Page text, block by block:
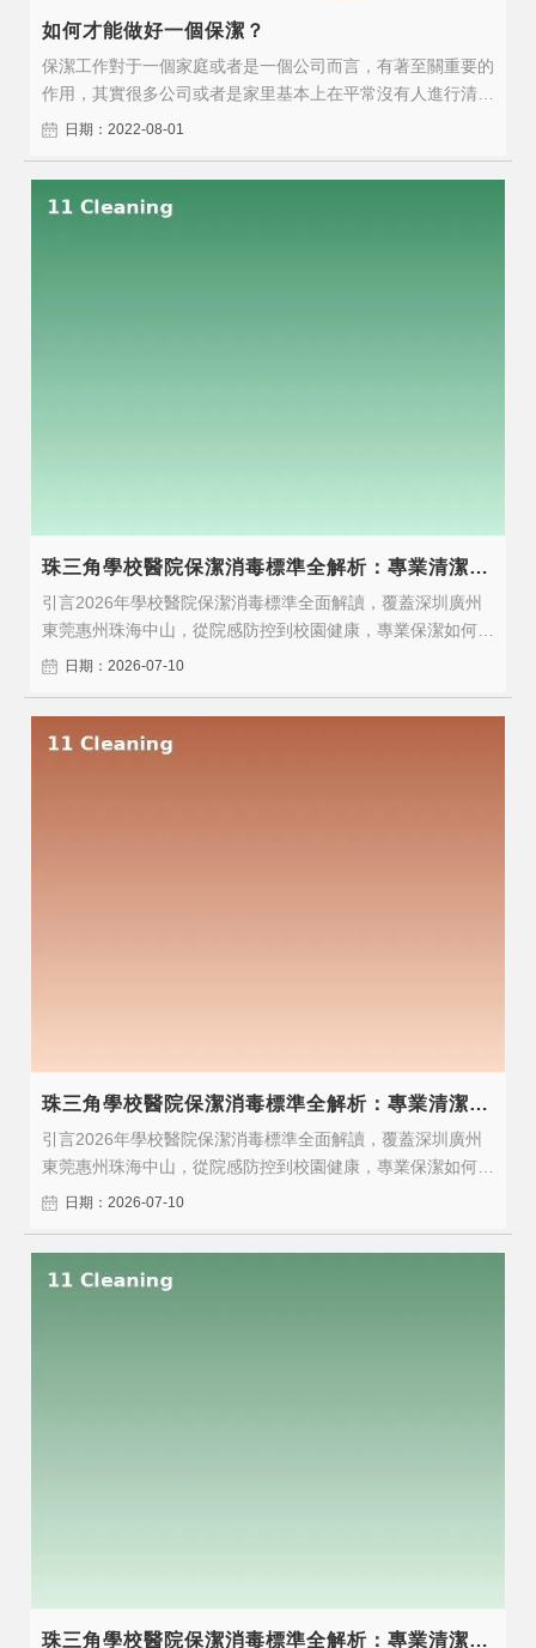
如何才能做好一個保潔？
保潔工作對于一個家庭或者是一個公司而言，有著至關重要的
作用，其實很多公司或者是家里基本上在平常沒有人進行清潔
的時候，都會想到保潔阿姨來給我們做相關的清潔服務，那么
的一件事兒。第一，分清責任保潔工作是大量的工作，在進行
實際服務的過程當中，一定要把這..
日期：2022-08-01
珠三角學校醫院保潔消毒標準全解析：專業清潔守護健康安全
引言2026年學校醫院保潔消毒標準全面解讀，覆蓋深圳廣州
東莞惠州珠海中山，從院感防控到校園健康，專業保潔如何守
護師生患者的健康安全。2026年，隨著行業標準的持續升級
的保潔服務商比以往任何時候都更加重要。一、服務標準與核
心價值醫院保潔、學校保潔、..
日期：2026-07-10
珠三角學校醫院保潔消毒標準全解析：專業清潔守護健康安全
引言2026年學校醫院保潔消毒標準全面解讀，覆蓋深圳廣州
東莞惠州珠海中山，從院感防控到校園健康，專業保潔如何守
護師生患者的健康安全。2026年，隨著行業標準的持續升級
的保潔服務商比以往任何時候都更加重要。一、服務標準與核
心價值醫院保潔、學校保潔、..
日期：2026-07-10
珠三角學校醫院保潔消毒標準全解析：專業清潔守護健康安全